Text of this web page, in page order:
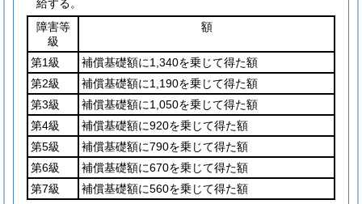
給する。
障害等
級
額
第1級
補償基礎額に1,340を乗じて得た額
第2級
補償基礎額に1,190を乗じて得た額
第3級
補償基礎額に1,050を乗じて得た額
第4級
補償基礎額に920を乗じて得た額
第5級
補償基礎額に790を乗じて得た額
第6級
補償基礎額に670を乗じて得た額
第7級
補償基礎額に560を乗じて得た額